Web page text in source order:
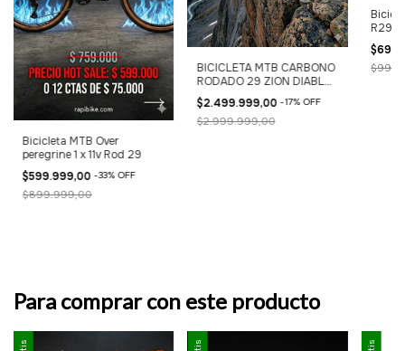
Bicicleta MTB Over
peregrine 1 x 11v Rod 29
$599.999,00 -33%OFF
$899.999,00
BICICLETA MTB CARBONO
RODADO 29 ZION DIABLO
12v SHIMANO
$2.499.999,00 -17%OFF
$2.999.999,00
R29
Para comprar con este producto